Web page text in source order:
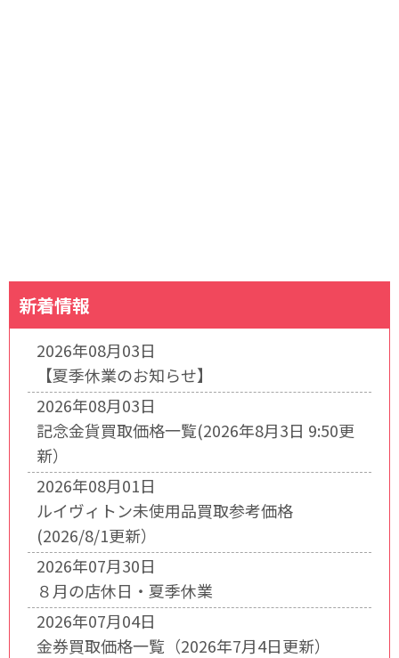
新着情報
2026年08月03日
【夏季休業のお知らせ】
2026年08月03日
記念金貨買取価格一覧(2026年8月3日 9:50更
新）
2026年08月01日
ルイヴィトン未使用品買取参考価格
(2026/8/1更新）
2026年07月30日
８月の店休日・夏季休業
2026年07月04日
金券買取価格一覧（2026年7月4日更新）